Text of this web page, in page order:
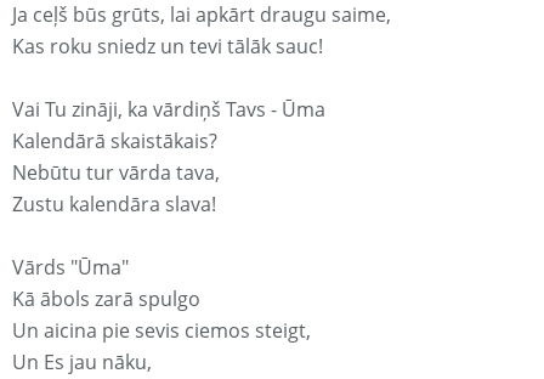
Ja ceļš būs grūts, lai apkārt draugu saime,
Kas roku sniedz un tevi tālāk sauc!
Vai Tu zināji, ka vārdiņš Tavs - Ūma
Kalendārā skaistākais?
Nebūtu tur vārda tava,
Zustu kalendāra slava!
Vārds "Ūma"
Kā ābols zarā spulgo
Un aicina pie sevis ciemos steigt,
Un Es jau nāku,